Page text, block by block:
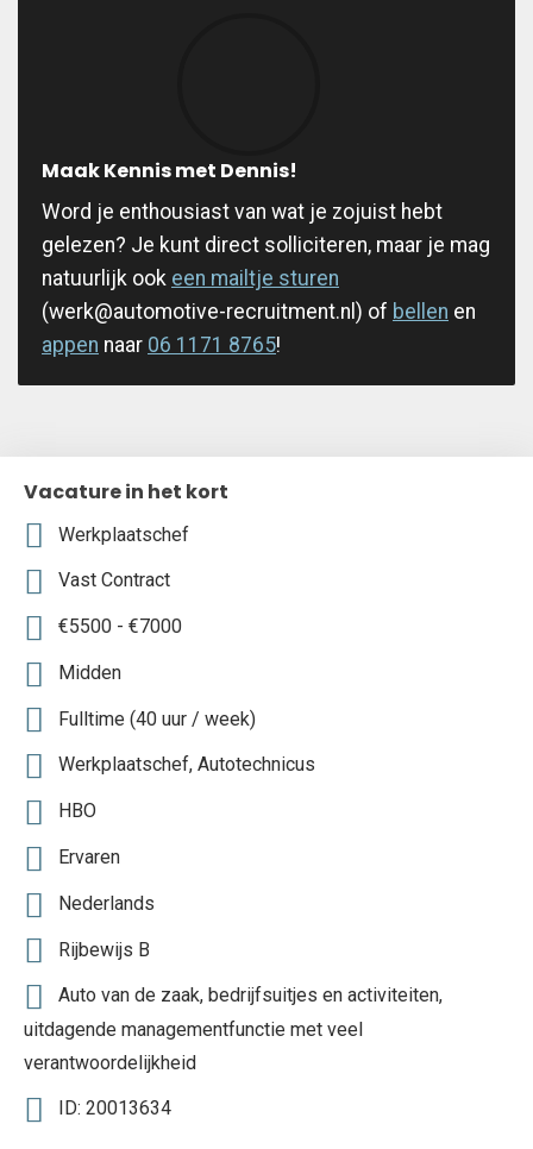
Maak Kennis met Dennis!
Word je enthousiast van wat je zojuist hebt
gelezen? Je kunt direct solliciteren, maar je mag
natuurlijk ook een mailtje sturen
(werk@automotive-recruitment.nl) of bellen en
appen naar 06 1171 8765!
Vacature in het kort
Werkplaatschef
Vast Contract
€5500 - €7000
Midden
Fulltime (40 uur / week)
Werkplaatschef, Autotechnicus
HBO
Ervaren
Nederlands
Rijbewijs B
Auto van de zaak, bedrijfsuitjes en activiteiten,
uitdagende managementfunctie met veel
verantwoordelijkheid
ID: 20013634